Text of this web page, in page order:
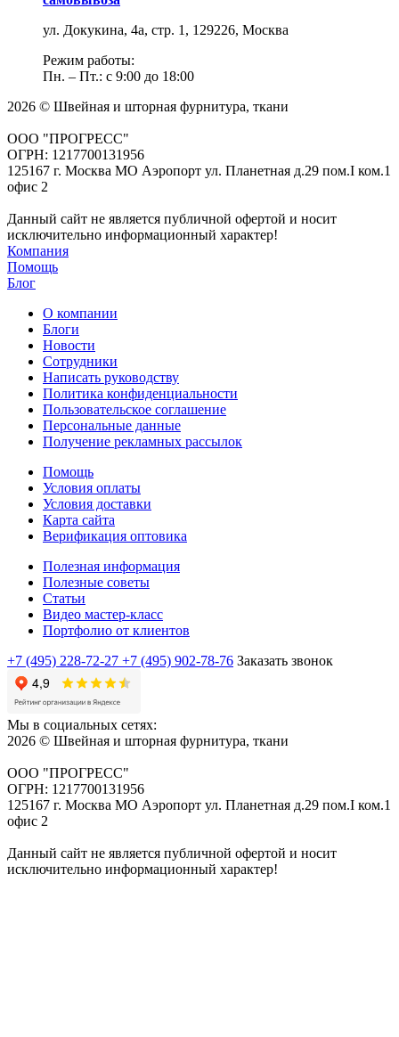
ул. Докукина, 4а, стр. 1, 129226, Москва
Режим работы:
Пн. – Пт.: с 9:00 до 18:00
2026 © Швейная и шторная фурнитура, ткани
ООО "ПРОГРЕСС"
ОГРН: 1217700131956
125167 г. Москва МО Аэропорт ул. Планетная д.29 пом.I ком.1
офис 2
Данный сайт не является публичной офертой и носит
исключительно информационный характер!
Компания
Помощь
Блог
О компании
Блоги
Новости
Сотрудники
Написать руководству
Политика конфиденциальности
Пользовательское соглашение
Персональные данные
Получение рекламных рассылок
Помощь
Условия оплаты
Условия доставки
Карта сайта
Верификация оптовика
Полезная информация
Полезные советы
Статьи
Видео мастер-класс
Портфолио от клиентов
+7 (495) 228-72-27 +7 (495) 902-78-76 Заказать звонок
Мы в социальных сетях:
2026 © Швейная и шторная фурнитура, ткани
ООО "ПРОГРЕСС"
ОГРН: 1217700131956
125167 г. Москва МО Аэропорт ул. Планетная д.29 пом.I ком.1
офис 2
Данный сайт не является публичной офертой и носит
исключительно информационный характер!